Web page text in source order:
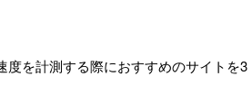
度を計測する際におすすめのサイトを3